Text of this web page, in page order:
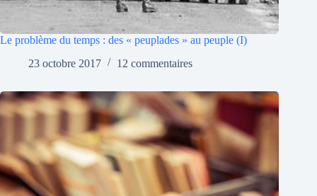
Le problème du temps : des « peuplades » au peuple (I)
23 octobre 2017
12 commentaires